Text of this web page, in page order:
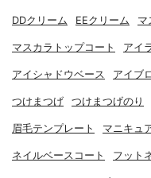
DDクリーム EEクリーム マ
マスカラトップコート アイ
アイシャドウベース アイブ
つけまつげ つけまつげのり
眉毛テンプレート マニキュ
ネイルベースコート フット